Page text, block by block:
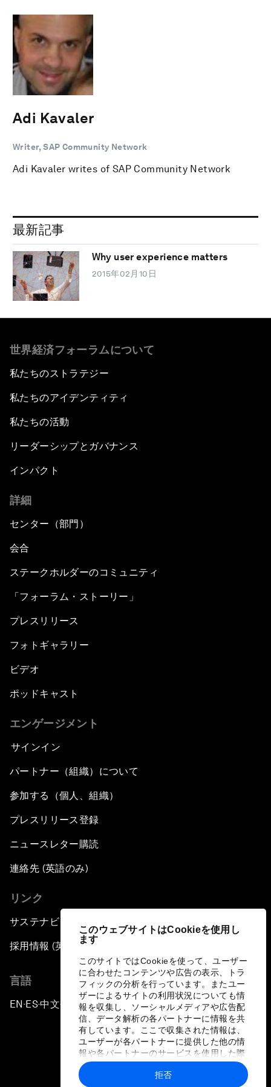
このウェブサイトはCookieを使用し
ます
このサイトではCookieを使って、ユーザー
に合わせたコンテンツや広告の表示、トラ
フィックの分析を行っています。またユー
ザーによるサイトの利用状況についても情
報を収集し、ソーシャルメディアや広告配
信、データ解析の各パートナーに情報を共
有しています。ここで収集された情報は、
ユーザーが各パートナーに提供した他の情
報や各パートナーのサービスを使用した際
に収集された情報と組み合わされ、各パー
トナーによって使用されることがありま
拒否
Adi Kavaler
Writer, SAP Community Network
Adi Kavaler writes of SAP Community Network
最新記事
Why user experience matters
2015年02月10日
世界経済フォーラムについて
私たちのストラテジー
私たちのアイデンティティ
私たちの活動
リーダーシップとガバナンス
インパクト
詳細
センター（部門）
会合
ステークホルダーのコミュニティ
「フォーラム・ストーリー」
プレスリリース
フォトギャラリー
ビデオ
ポッドキャスト
エンゲージメント
サインイン
パートナー（組織）について
参加する（個人、組織）
プレスリリース登録
ニュースレター購読
連絡先 (英語のみ)
リンク
サステナビリティへの取り組み
採用情報 (英語のみ)
言語
EN ▪ES▪中文▪ 日本語